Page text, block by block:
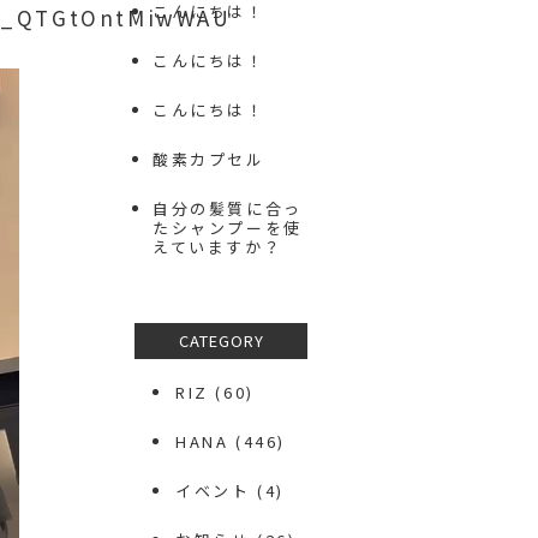
こんにちは！
こんにちは！
こんにちは！
酸素カプセル
自分の髪質に合っ
たシャンプーを使
えていますか？
CATEGORY
RIZ (60)
HANA (446)
イベント (4)